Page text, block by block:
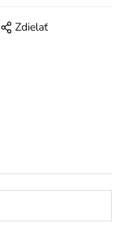
Zdielať